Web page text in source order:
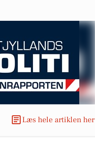
Læs hele artiklen her